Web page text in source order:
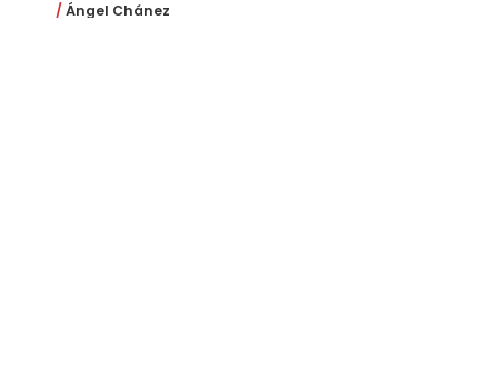
Ángel Chánez